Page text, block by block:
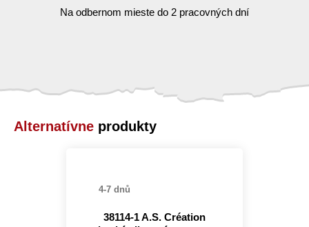
Na odbernom mieste do 2 pracovných dní
Alternatívne produkty
4-7 dnů
38114-1 A.S. Création